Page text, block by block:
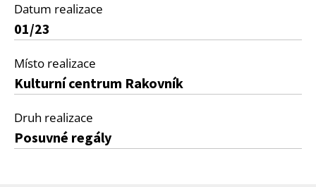
Datum realizace
01/23
Místo realizace
Kulturní centrum Rakovník
Druh realizace
Posuvné regály